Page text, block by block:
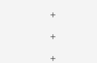
(2)
(3)
(3)